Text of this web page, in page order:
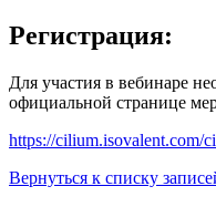
Регистрация:
Для участия в вебинаре
официальной странице
https://cilium.isovalent.com/
Вернуться к списку